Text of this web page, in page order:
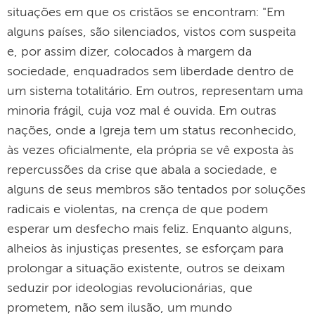
situações em que os cristãos se encontram: "Em
alguns países, são silenciados, vistos com suspeita
e, por assim dizer, colocados à margem da
sociedade, enquadrados sem liberdade dentro de
um sistema totalitário. Em outros, representam uma
minoria frágil, cuja voz mal é ouvida. Em outras
nações, onde a Igreja tem um status reconhecido,
às vezes oficialmente, ela própria se vê exposta às
repercussões da crise que abala a sociedade, e
alguns de seus membros são tentados por soluções
radicais e violentas, na crença de que podem
esperar um desfecho mais feliz. Enquanto alguns,
alheios às injustiças presentes, se esforçam para
prolongar a situação existente, outros se deixam
seduzir por ideologias revolucionárias, que
prometem, não sem ilusão, um mundo